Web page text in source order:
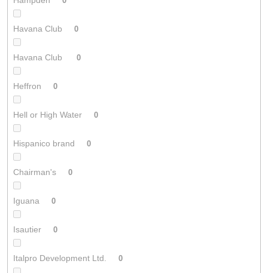
Havana Club 0
Havana Club 0
Heffron 0
Hell or High Water 0
Hispanico brand 0
Chairman's 0
Iguana 0
Isautier 0
Italpro Development Ltd. 0